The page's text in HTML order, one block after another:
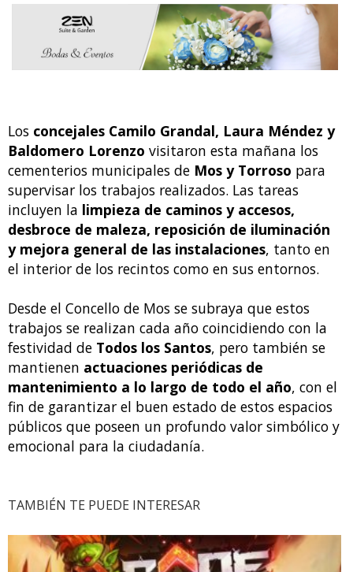
Los concejales Camilo Grandal, Laura Méndez y
Baldomero Lorenzo visitaron esta mañana los
cementerios municipales de Mos y Torroso para
supervisar los trabajos realizados. Las tareas
incluyen la limpieza de caminos y accesos,
desbroce de maleza, reposición de iluminación
y mejora general de las instalaciones, tanto en
el interior de los recintos como en sus entornos.
Desde el Concello de Mos se subraya que estos
trabajos se realizan cada año coincidiendo con la
festividad de Todos los Santos, pero también se
mantienen actuaciones periódicas de
mantenimiento a lo largo de todo el año, con el
fin de garantizar el buen estado de estos espacios
públicos que poseen un profundo valor simbólico y
emocional para la ciudadanía.
TAMBIÉN TE PUEDE INTERESAR